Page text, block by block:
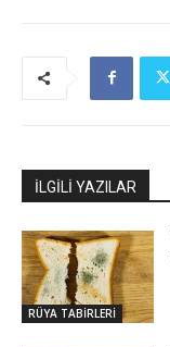
İLGİLİ YAZILAR
RÜYA TABİRLERİ